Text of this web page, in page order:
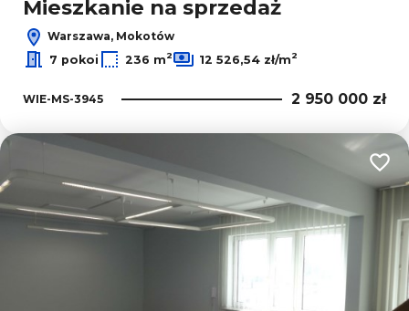
Mieszkanie na sprzedaż
Warszawa, Mokotów
7 pokoi
236 m2 12 526,54 zł/m2
WIE-MS-3945 2 950 000 zł